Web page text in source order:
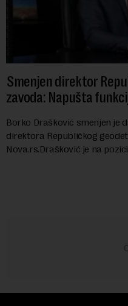
Smenjen direktor
zavoda: Napušta
Borko Drašković smenjen je
direktora Republičkog
Nova.rs.Drašković je na